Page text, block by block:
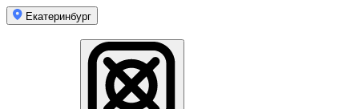
Екатеринбург